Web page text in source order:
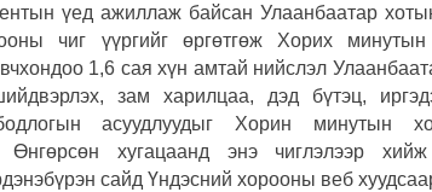
үед ажиллаж байсан Улаанбаатар
чиг үүргийг өргөтгөж Хорих
1,6 сая хүн амтай нийслэл
зам харилцаа, дэд бүтэц,
асуудлуудыг Хорин минутын
Өнгөрсөн хугацаанд энэ чиглэлээр
сайд Үндэсний хорооны веб